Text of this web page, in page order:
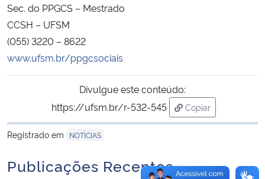
Banco Central do Brasil
Sec. do PPGCS – Mestrado
CCSH – UFSM
(055) 3220 – 8622
www.ufsm.br/ppgcsociais
Divulgue este conteúdo:
https://ufsm.br/r-532-545
Copiar
para área de
Registrado em
NOTÍCIAS
Publicações Recentes